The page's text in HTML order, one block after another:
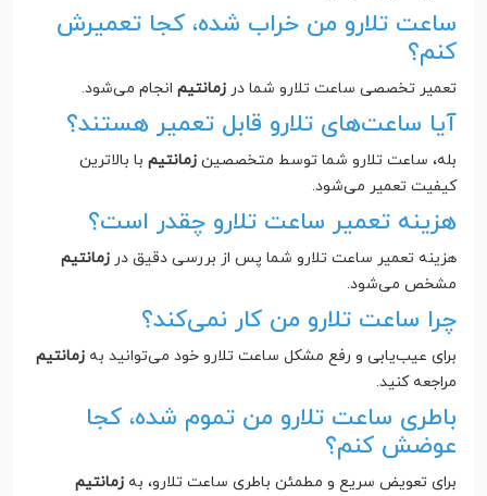
ساعت تلارو من خراب شده، کجا تعمیرش
کنم؟
تعمیر تخصصی ساعت تلارو شما در زمانتیم انجام می‌شود.
آیا ساعت‌های تلارو قابل تعمیر هستند؟
بله، ساعت تلارو شما توسط متخصصین زمانتیم با بالاترین
کیفیت تعمیر می‌شود.
هزینه تعمیر ساعت تلارو چقدر است؟
هزینه تعمیر ساعت تلارو شما پس از بررسی دقیق در زمانتیم
مشخص می‌شود.
چرا ساعت تلارو من کار نمی‌کند؟
برای عیب‌یابی و رفع مشکل ساعت تلارو خود می‌توانید به زمانتیم
مراجعه کنید.
باطری ساعت تلارو من تموم شده، کجا
عوضش کنم؟
برای تعویض سریع و مطمئن باطری ساعت تلارو، به زمانتیم